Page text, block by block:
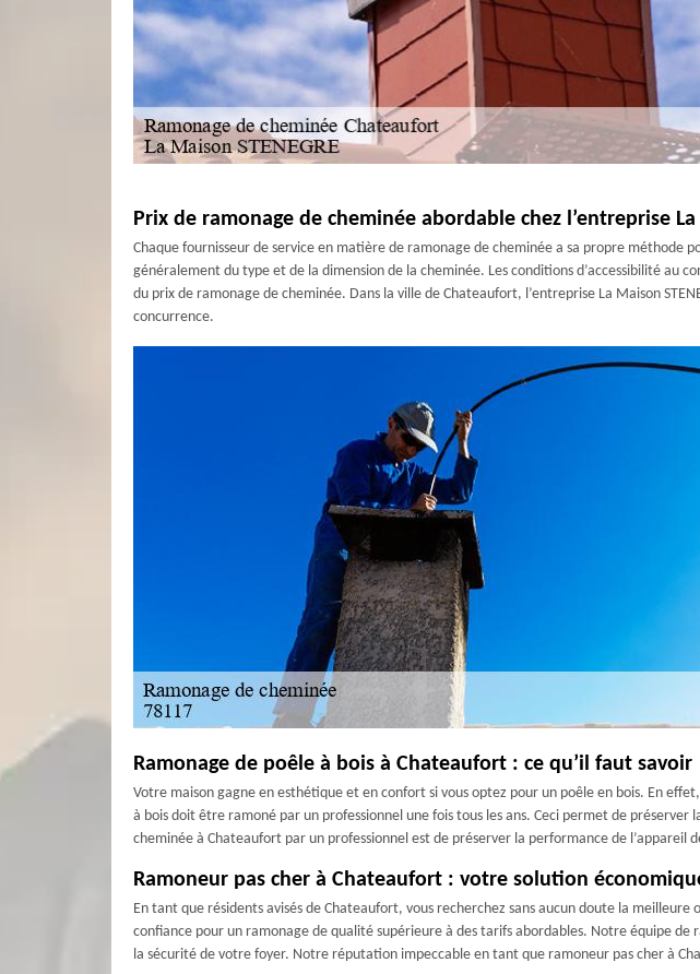
Prix de ramonage de cheminée abordable chez l’entreprise La
Chaque fournisseur de service en matière de ramonage de cheminée a sa propre
généralement du type et de la dimension de la cheminée. Les conditions d’accessibilité
du prix de ramonage de cheminée. Dans la ville de Chateaufort, l’entreprise La Maison
concurrence.
Ramonage de poêle à bois à Chateaufort : ce qu’il faut savoir
Votre maison gagne en esthétique et en confort si vous optez pour un poêle en bois. En
à bois doit être ramoné par un professionnel une fois tous les ans. Ceci permet de
cheminée à Chateaufort par un professionnel est de préserver la performance de l’appareil
Ramoneur pas cher à Chateaufort : votre solution
En tant que résidents avisés de Chateaufort, vous recherchez sans aucun doute la
confiance pour un ramonage de qualité supérieure à des tarifs abordables. Notre équipe
la sécurité de votre foyer. Notre réputation impeccable en tant que ramoneur pas cher à